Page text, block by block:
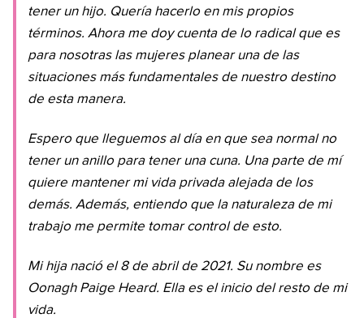
tener un hijo. Quería hacerlo en mis propios
términos. Ahora me doy cuenta de lo radical que es
para nosotras las mujeres planear una de las
situaciones más fundamentales de nuestro destino
de esta manera.
Espero que lleguemos al día en que sea normal no
tener un anillo para tener una cuna. Una parte de mí
quiere mantener mi vida privada alejada de los
demás. Además, entiendo que la naturaleza de mi
trabajo me permite tomar control de esto.
Mi hija nació el 8 de abril de 2021. Su nombre es
Oonagh Paige Heard. Ella es el inicio del resto de mi
vida.